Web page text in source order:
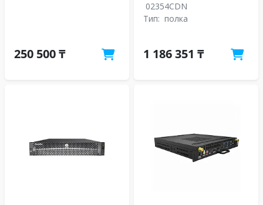
250 500 ₸
02354CDN
Тип: полка
1 186 351 ₸